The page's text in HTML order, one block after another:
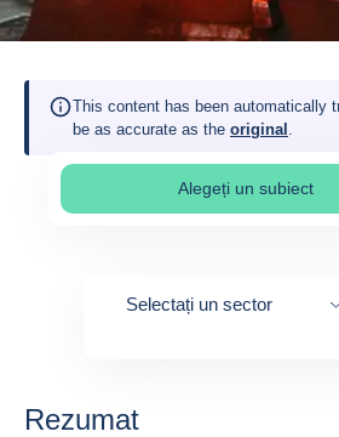
This content has been automatically
be as accurate as the original .
Alegeți un subiect
Select page
Selectați un sector
Rezumat